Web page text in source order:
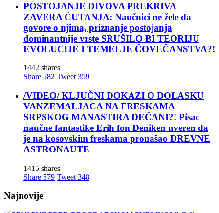
POSTOJANJE DIVOVA PREKRIVA
ZAVERA ĆUTANJA: Naučnici ne žele da
govore o njima, priznanje postojanja
dominantnije vrste SRUŠILO BI TEORIJU
EVOLUCIJE I TEMELJE ČOVEČANSTVA?!
1442 shares
Share 582 Tweet 359
/VIDEO/ KLJUČNI DOKAZI O DOLASKU
VANZEMALJACA NA FRESKAMA
SRPSKOG MANASTIRA DEČANI?! Pisac
naučne fantastike Erih fon Deniken uveren da
je na kosovskim freskama pronašao DREVNE
ASTRONAUTE
1415 shares
Share 579 Tweet 348
Najnovije